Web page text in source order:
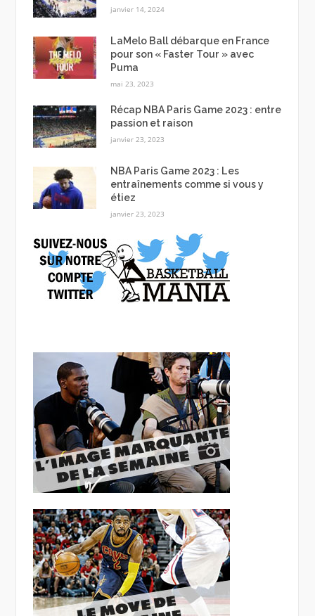
janvier 14, 2024
LaMelo Ball débarque en France
pour son « Faster Tour » avec
Puma
mai 23, 2023
Récap NBA Paris Game 2023 : entre
passion et raison
janvier 23, 2023
NBA Paris Game 2023 : Les
entraînements comme si vous y
étiez
janvier 23, 2023